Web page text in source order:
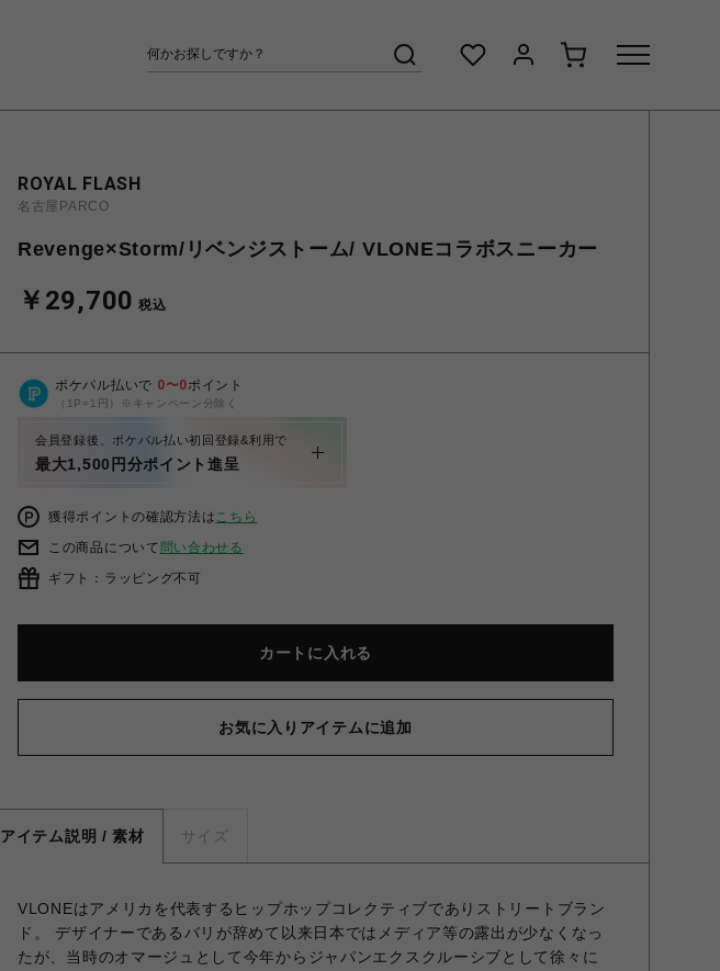
ROYAL FLASH
名古屋PARCO
Revenge×Storm/リベンジストーム/ VLONEコラボスニーカー
￥29,700 税込
ポケパル払いで 0〜0ポイント
（1P=1円）※キャンペーン分除く
会員登録後、ポケパル払い初回登録&利用で
最大1,500円分ポイント進呈
獲得ポイントの確認方法はこちら
この商品について 問い合わせる
ギフト：ラッピング不可
カートに入れる
お気に入りアイテムに追加
アイテム説明 / 素材 サイズ
VLONEはアメリカを代表するヒップホップコレクティブでありストリートブラン
ド。 デザイナーであるバリが辞めて以来日本ではメディア等の露出が少なくなっ
たが、当時のオマージュとして今年からジャパンエクスクルーシブとして徐々に